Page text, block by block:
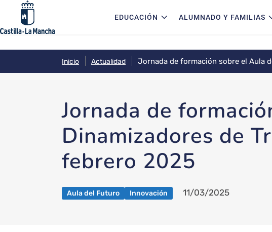
Pasar al contenido principalNavegación principal
EDUCACIÓN ALUMNADO Y FAMILIAS
Inicio Actualidad Jornada de formación sobre el Aula
Jornada de
Dinamizadores de
febrero 2025
Aula del Futuro Innovación 11/03/2025